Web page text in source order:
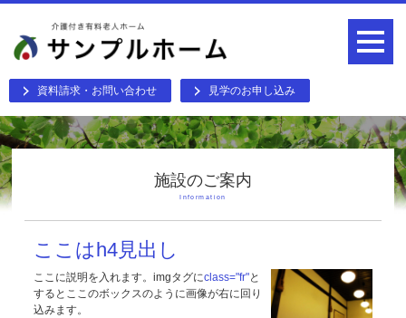
資料請求・お問い合わせ 見学のお申し込み
施設のご案内
Information
ここはh4見出し
ここに説明を入れます。imgタグにclass="fr"と
するとここのボックスのように画像が右に回り
込みます。